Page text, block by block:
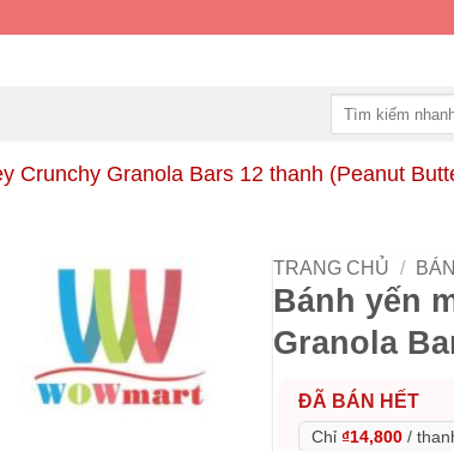
Crunchy Granola Bars 12 thanh (Peanut
TRANG CHỦ /
Bánh yến
Granola
ĐÃ BÁN HẾT
Chỉ ₫14,800 /